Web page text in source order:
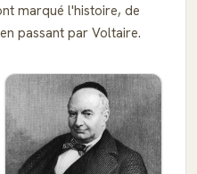
marqué l'histoire, de
passant par Voltaire.